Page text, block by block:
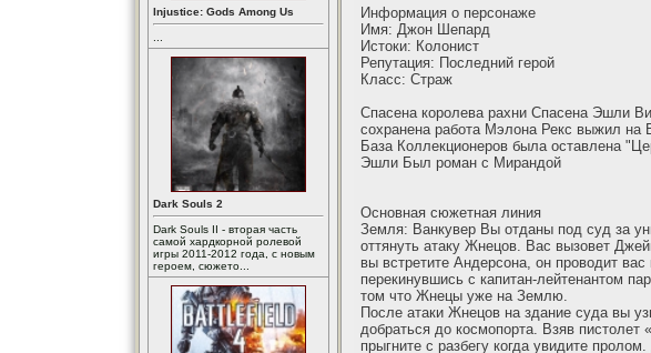
Injustice: Gods Among Us
Dark Souls 2
Dark Souls II - вторая часть
самой хардкорной ролевой
игры 2011-2012 года, с новым
героем, сюжето...
Информация о персонаже
Имя: Джон Шепард
Истоки: Колонист
Репутация: Последний герой
Класс: Страж
Спасена королева рахни Спасена Эшли
сохранена работа Мэлона Рекс выжил на
База Коллекционеров была оставлена
Эшли Был роман с Мирандой
Основная сюжетная линия
Земля: Ванкувер Вы отданы под суд за
оттянуть атаку Жнецов. Вас вызовет
вы встретите Андерсона, он проводит
перекинувшись с капитан-лейтенантом
том что Жнецы уже на Землю.
После атаки Жнецов на здание суда вы
добраться до космопорта. Взяв
прыгните с разбегу когда увидите